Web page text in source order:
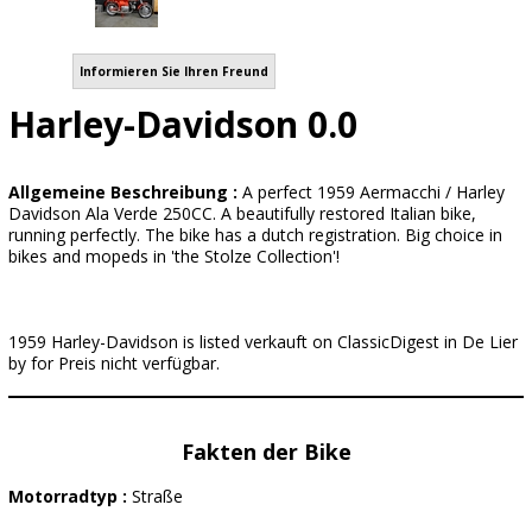
Informieren Sie Ihren Freund
Harley-Davidson 0.0
Allgemeine Beschreibung : A perfect 1959 Aermacchi / Harley
Davidson Ala Verde 250CC. A beautifully restored Italian bike,
running perfectly. The bike has a dutch registration. Big choice in
bikes and mopeds in 'the Stolze Collection'!
1959 Harley-Davidson is listed verkauft on ClassicDigest in De Lier
by for Preis nicht verfügbar.
Fakten der Bike
Motorradtyp : Straße